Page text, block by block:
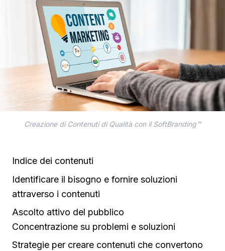
Creazione di Contenuti di Qualità con il SoftBranding™
Indice dei contenuti
Identificare il bisogno e fornire soluzioni
attraverso i contenuti
Ascolto attivo del pubblico
Concentrazione su problemi e soluzioni
Strategie per creare contenuti che convertono